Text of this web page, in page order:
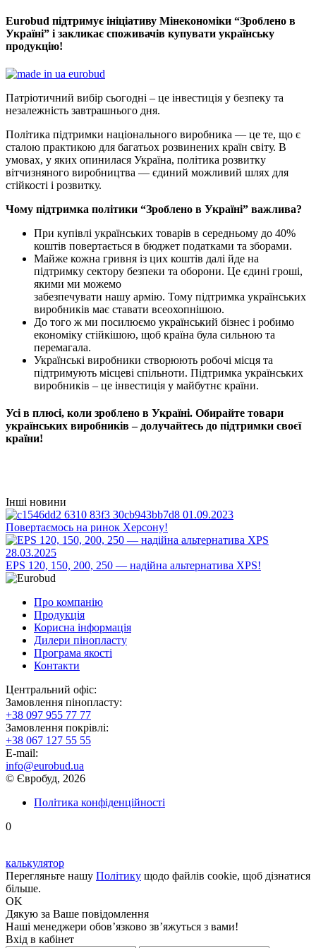
Eurobud підтримує ініціативу Мінекономіки “Зроблено в
Україні” і закликає споживачів купувати українську
продукцію!
Патріотичний вибір сьогодні – це інвестиція у безпеку та
незалежність завтрашнього дня.
Політика підтримки національного виробника — це те, що є
сталою практикою для багатьох розвинених країн світу. В
умовах, у яких опинилася Україна, політика розвитку
вітчизняного виробництва — єдиний можливий шлях для
стійкості і розвитку.
Чому підтримка політики “Зроблено в Україні” важлива?
При купівлі українських товарів в середньому до 40%
коштів повертається в бюджет податками та зборами.
Майже кожна гривня із цих коштів далі йде на
підтримку сектору безпеки та оборони. Це єдині гроші,
якими ми можемо
забезпечувати нашу армію. Тому підтримка українських
виробників має ставати всеохопнішою.
До того ж ми посилюємо український бізнес і робимо
економіку стійкішою, щоб країна була сильною та
перемагала.
Українські виробники створюють робочі місця та
підтримують місцеві спільноти. Підтримка українських
виробників – це інвестиція у майбутнє країни.
Усі в плюсі, коли зроблено в Україні. Обирайте товари
українських виробників – долучайтесь до підтримки своєї
країни!
Інші новини
01.09.2023
Повертаємось на ринок Херсону!
28.03.2025
EPS 120, 150, 200, 250 — надійна альтернатива XPS!
Про компанію
Продукція
Корисна інформація
Дилери пінопласту
Програма якості
Контакти
Центральний офіс:
Замовлення пінопласту:
+38 097 955 77 77
Замовлення покрівлі:
+38 067 127 55 55
E-mail:
info@eurobud.ua
© Євробуд, 2026
Політика конфіденційності
0
калькулятор
Перегляньте нашу Політику щодо файлів cookie, щоб дізнатися
більше.
OK
Дякую за Ваше повідомлення
Наші менеджери обов’язково зв’яжуться з вами!
Вхід в кабінет